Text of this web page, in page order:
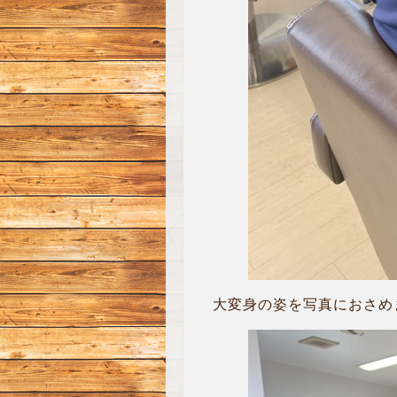
大変身の姿を写真におさめ